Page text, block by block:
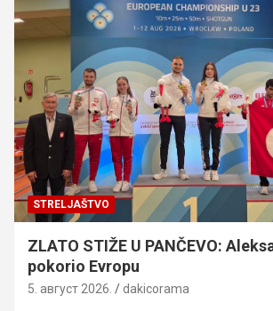
STRELJAŠTVO
ZLATO STIŽE U PANČEVO:
pokorio Evropu
5. август 2026. dakicorama